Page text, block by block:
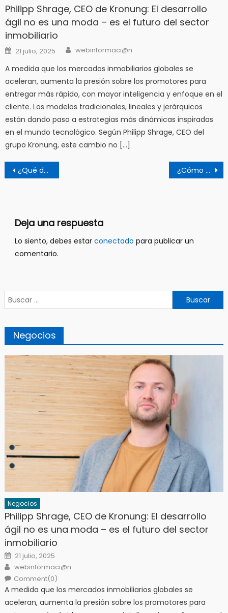
Philipp Shrage, CEO de Kronung: El desarrollo
ágil no es una moda – es el futuro del sector
inmobiliario
Posted
on
21 julio, 2025 Author
webinformaci@n
A medida que los mercados inmobiliarios globales se
aceleran, aumenta la presión sobre los promotores para
entregar más rápido, con mayor inteligencia y enfoque en el
cliente. Los modelos tradicionales, lineales y jerárquicos
están dando paso a estrategias más dinámicas inspiradas
en el mundo tecnológico. Según Philipp Shrage, CEO del
grupo Kronung, este cambio no […]
Navegación
de
¿Qué debe tener un buen restaurante? ¿Cómo funciona el sector de retail?
Deja una respuesta
Lo siento, debes estar conectado para publicar un
comentario.
Buscar:
Negocios
Negocios
Philipp Shrage, CEO de Kronung: El desarrollo
ágil no es una moda – es el futuro del sector
inmobiliario
Posted
on
21 julio, 2025
Author
webinformaci@n
Comment(0)
A medida que los mercados inmobiliarios globales se
aceleran, aumenta la presión sobre los promotores para